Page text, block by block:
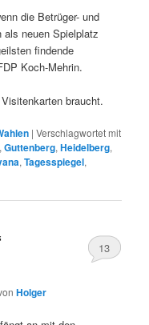
die Betrüger- und
als neuen Spielplatz
findende
Koch-Mehrin.
braucht.
|Verschlagwortet mit
,Guttenberg,Heidelberg,
,Tagesspiegel,
Holger
13